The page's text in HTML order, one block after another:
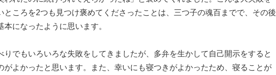
ところを2つも見つけ褒めてくださったことは、三つ子の魂百までで、その後
になったように思います。
りでもいろいろな失敗をしてきましたが、多弁を生かして自己開示をすると
がよかったと思います。また、幸いにも寝つきがよかったため、寝ることが